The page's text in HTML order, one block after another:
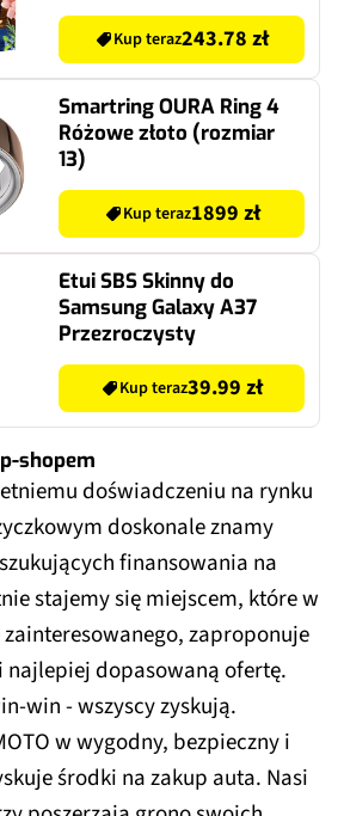
Kup teraz243.78 zł
Smartring OURA Ring 4
Różowe złoto (rozmiar
13)
Kup teraz1899 zł
Etui SBS Skinny do
Samsung Galaxy A37
Przezroczysty
Kup teraz39.99 zł
shopem
doświadczeniu na rynku
doskonale znamy
finansowania na
stajemy się miejscem, które w
zainteresowanego, zaproponuje
najlepiej dopasowaną ofertę.
win - wszyscy zyskują.
w wygodny, bezpieczny i
środki na zakup auta. Nasi